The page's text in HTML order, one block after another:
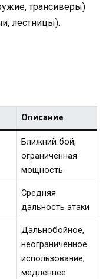
трансиверы)
лестницы).
Описание
Ближний бой,
ограниченная
мощность
Средняя
дальность атаки
Дальнобойное,
неограниченное
использование,
медленнее